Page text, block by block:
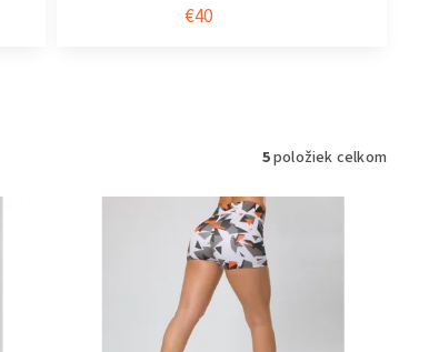
€40
5položiek celkom